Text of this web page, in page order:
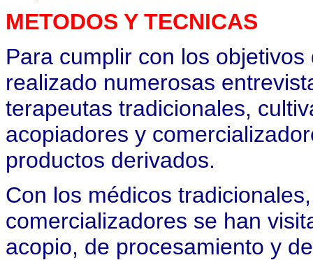
METODOS Y TECNICAS
Para cumplir con los
realizado numerosas
terapeutas tradicionales,
acopiadores y
productos derivados.
Con los médicos
comercializadores se han
acopio, de procesamiento y